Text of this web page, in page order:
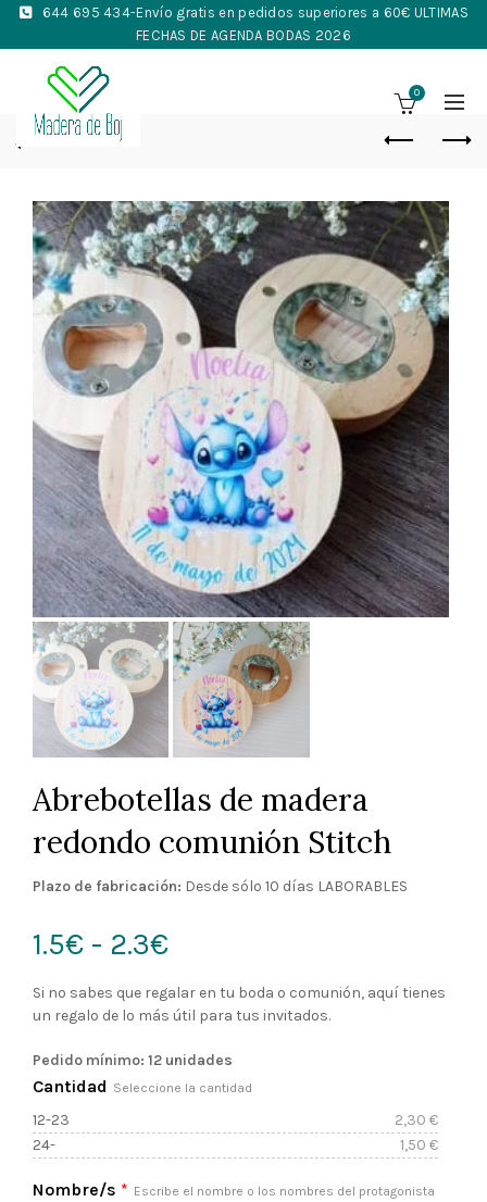
644 695 434-Envío gratis en pedidos superiores a 60€ ULTIMAS
FECHAS DE AGENDA BODAS 2026
0
Abrebotellas de madera
redondo comunión Stitch
Plazo de fabricación: Desde sólo 10 días LABORABLES
1.5€ - 2.3€Rango
de
desde
1.5€
hasta
Si no sabes que regalar en tu boda o comunión, aquí tienes
un regalo de lo más útil para tus invitados.
Pedido mínimo: 12 unidades
Cantidad Seleccione la cantidad
12-23 2,30 €
24-
1,50 €
Nombre/s * Escribe el nombre o los nombres del protagonista